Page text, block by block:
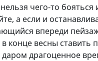
чего-то
а если и
впереди
конце весны
драгоценное